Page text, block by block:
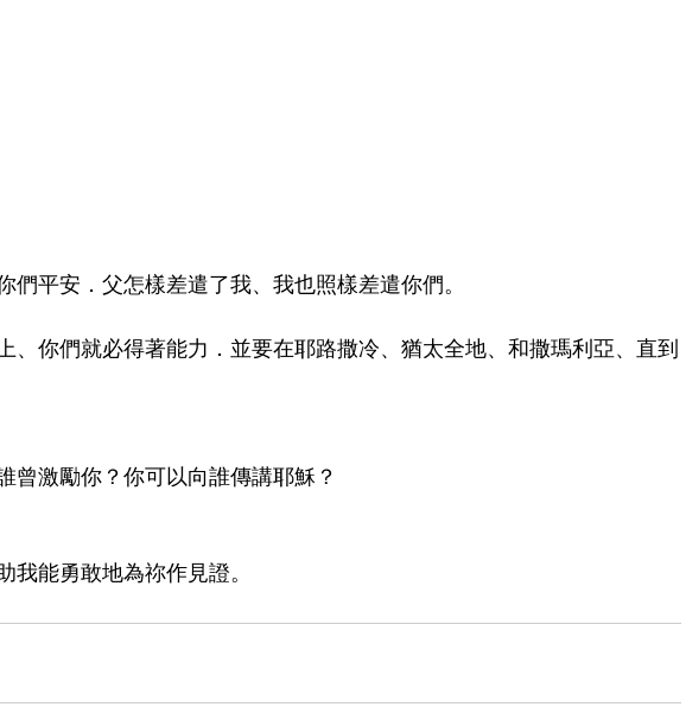
們平安．父怎樣差遣了我、我也照樣差遣你們。
、你們就必得著能力．並要在耶路撒冷、猶太全地、和撒瑪利亞、直到
曾激勵你？你可以向誰傳講耶穌？
我能勇敢地為祢作見證。